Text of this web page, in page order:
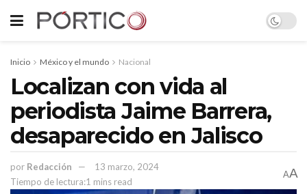
Inicio México y el mundo Nacional
Localizan con vida al
periodista Jaime Barrera,
desaparecido en Jalisco
por Redacción
13 marzo, 2024
Tiempo de lectura:1 mins read
AA